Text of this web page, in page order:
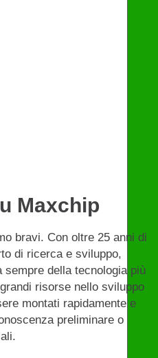
Maxchip
bravi. Con oltre 25 anni di
di ricerca e sviluppo,
sempre della tecnologia più
risorse nello sviluppo
montati rapidamente e
preliminare o